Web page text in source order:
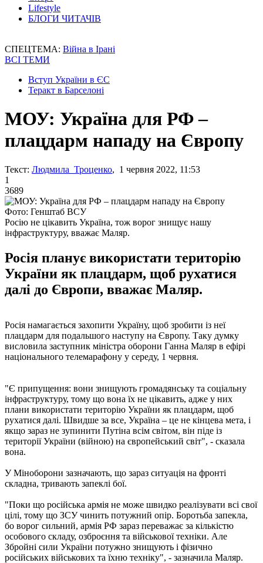
Lifestyle
БЛОГИ ЧИТАЧІВ
СПЕЦТЕМА: Війна в Ірані
ВСІ ТЕМИ
Вступ України в ЄС
Теракт в Барселоні
МОУ: Україна для РФ –
плацдарм нападу на Європу
Текст: Людмила Троценко, 1 червня 2022, 11:53
1
3689
Фото: Генштаб ВСУ
Росію не цікавить Україна, тож ворог знищує нашу
інфраструктуру, вважає Маляр.
Росія планує використати територію
України як плацдарм, щоб рухатися
далі до Європи, вважає Маляр.
Росія намагається захопити Україну, щоб зробити із неї
плацдарм для подальшого наступу на Європу. Таку думку
висловила заступник міністра оборони Ганна Маляр в ефірі
національного телемарафону у середу, 1 червня.
"Є припущення: вони знищують громадянську та соціальну
інфраструктуру, тому що вона їх не цікавить, адже у них
плани використати територію України як плацдарм, щоб
рухатися далі. Швидше за все, Україна – це не кінцева мета, і
якщо зараз не зупинити Путіна всім світом, він піде із
території України (війною) на європейський світ", - сказала
вона.
У Міноборони зазначають, що зараз ситуація на фронті
складна, тривають запеклі бої.
"Поки що російська армія не може швидко реалізувати всі свої
цілі, тому що ЗСУ чинить потужний опір. Боротьба запекла,
бо ворог сильний, армія РФ зараз переважає за кількістю
особового складу, озброєння та військової техніки. Але
Збройні сили України потужно знищують і фізично
російських військових та їхню техніку", - зазначила Маляр.